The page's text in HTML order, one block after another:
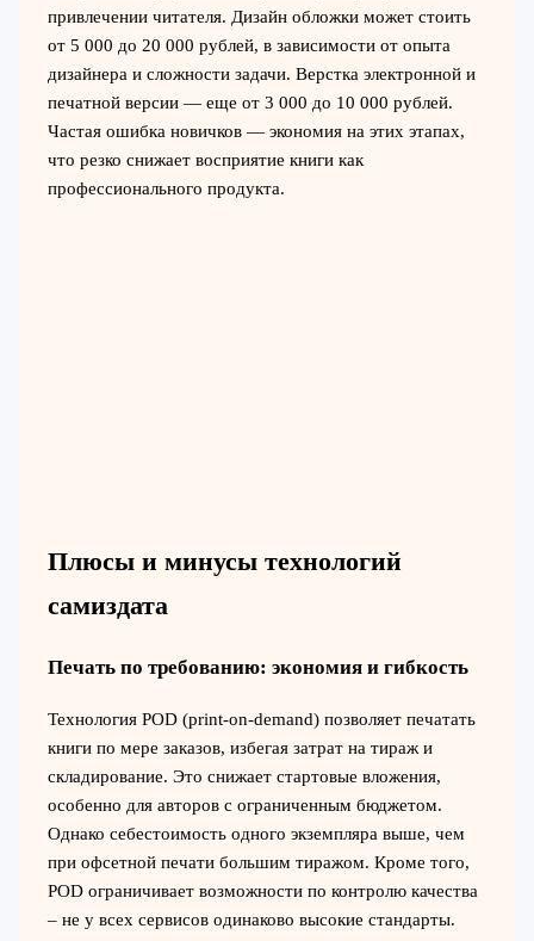
привлечении читателя. Дизайн обложки может стоить
от 5 000 до 20 000 рублей, в зависимости от опыта
дизайнера и сложности задачи. Верстка электронной и
печатной версии — еще от 3 000 до 10 000 рублей.
Частая ошибка новичков — экономия на этих этапах,
что резко снижает восприятие книги как
профессионального продукта.
Плюсы и минусы технологий
самиздата
Печать по требованию: экономия и гибкость
Технология POD (print-on-demand) позволяет печатать
книги по мере заказов, избегая затрат на тираж и
складирование. Это снижает стартовые вложения,
особенно для авторов с ограниченным бюджетом.
Однако себестоимость одного экземпляра выше, чем
при офсетной печати большим тиражом. Кроме того,
POD ограничивает возможности по контролю качества
– не у всех сервисов одинаково высокие стандарты.